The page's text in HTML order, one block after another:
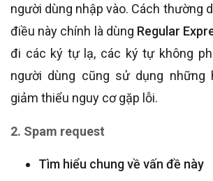
người dùng nhập vào. Cách thường
điều này chính là dùng Regular
đi các ký tự lạ, các ký tự không
người dùng cũng sử dụng những
giảm thiểu nguy cơ gặp lỗi.
2. Spam request
Tìm hiểu chung về vấn đề này